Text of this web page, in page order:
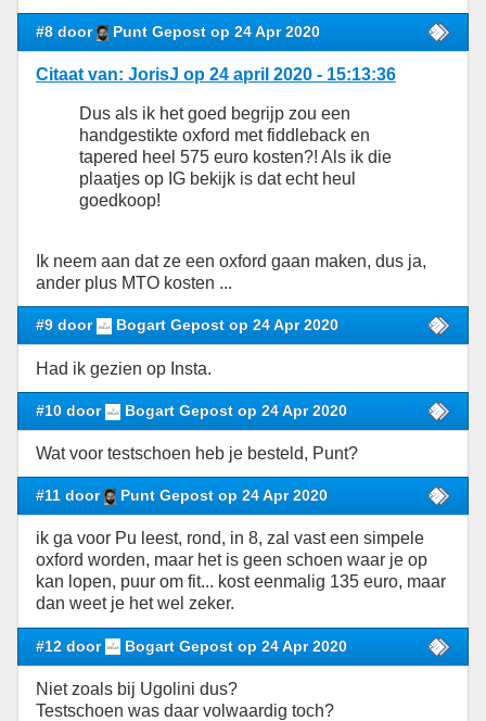
#8 door Punt Gepost op 24 Apr 2020
Citaat van: JorisJ op 24 april 2020 - 15:13:36
Dus als ik het goed begrijp zou een
handgestikte oxford met fiddleback en
tapered heel 575 euro kosten?! Als ik die
plaatjes op IG bekijk is dat echt heul
goedkoop!
Ik neem aan dat ze een oxford gaan maken, dus ja,
ander plus MTO kosten ...
#9 door Bogart Gepost op 24 Apr 2020
Had ik gezien op Insta.
#10 door Bogart Gepost op 24 Apr 2020
Wat voor testschoen heb je besteld, Punt?
#11 door Punt Gepost op 24 Apr 2020
ik ga voor Pu leest, rond, in 8, zal vast een simpele
oxford worden, maar het is geen schoen waar je op
kan lopen, puur om fit... kost eenmalig 135 euro, maar
dan weet je het wel zeker.
#12 door Bogart Gepost op 24 Apr 2020
Niet zoals bij Ugolini dus?
Testschoen was daar volwaardig toch?